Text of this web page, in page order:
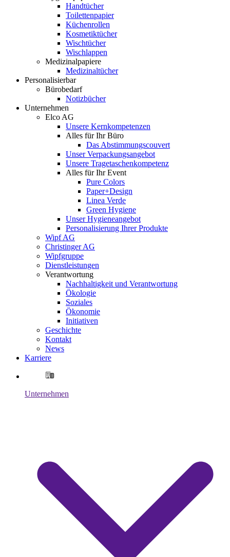
Handtücher
Toilettenpapier
Küchenrollen
Kosmetiktücher
Wischtücher
Wischlappen
Medizinalpapiere
Medizinaltücher
Personalisierbar
Bürobedarf
Notizbücher
Unternehmen
Elco AG
Unsere Kernkompetenzen
Alles für Ihr Büro
Das Abstimmungscouvert
Unser Verpackungsangebot
Unsere Tragetaschenkompetenz
Alles für Ihr Event
Pure Colors
Paper+Design
Linea Verde
Green Hygiene
Unser Hygieneangebot
Personalisierung Ihrer Produkte
Wipf AG
Christinger AG
Wipfgruppe
Dienstleistungen
Verantwortung
Nachhaltigkeit und Verantwortung
Ökologie
Soziales
Ökonomie
Initiativen
Geschichte
Kontakt
News
Karriere
Unternehmen